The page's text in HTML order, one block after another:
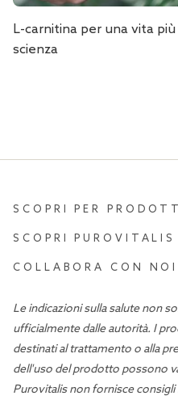
L-carnitina per una vita
scienza
SCOPRI PER
SCOPRI PUROVITALIS
COLLABORA CON NOI
Le indicazioni sulla salute non
ufficialmente dalle autorità. I
destinati al trattamento o alla
dell'uso del prodotto possono
Purovitalis non fornisce consigli